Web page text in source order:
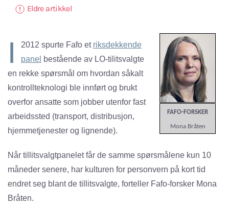
Eldre artikkel
FAFO-FORSKER
Mona Bråten
I 2012 spurte Fafo et riksdekkende
panel bestående av LO-tilitsvalgte
en rekke spørsmål om hvordan såkalt
kontrollteknologi ble innført og brukt
overfor ansatte som jobber utenfor fast
arbeidssted (transport, distribusjon,
hjemmetjenester og lignende).
Når tillitsvalgtpanelet får de samme spørsmålene kun 10
måneder senere, har kulturen for personvern på kort tid
endret seg blant de tillitsvalgte, forteller Fafo-forsker Mona
Bråten.